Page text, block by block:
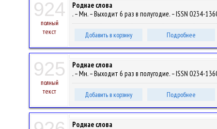
924
полный
текст
Роднае слова
. – Мн. – Выходит 6 раз в полугодие. – ISSN 0234-
Добавить в корзину Подробнее
925
полный
текст
Роднае слова
. – Мн. – Выходит 6 раз в полугодие. – ISSN 0234-
Добавить в корзину Подробнее
Роднае слова